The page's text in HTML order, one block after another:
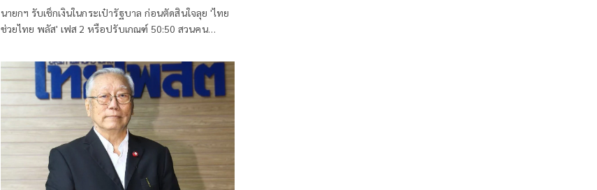
นายกฯ รับเช็กเงินในกระเป๋ารัฐบาล ก่อนตัดสินใจลุย 'ไทย
ช่วยไทย พลัส' เฟส 2 หรือปรับเกณฑ์ 50:50 สวนคน
ยันสถานะคลังยังแข็งแรง